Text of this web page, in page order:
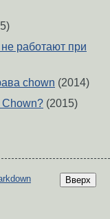
работают при
chown (2014)
Chown? (2015)
Вверх